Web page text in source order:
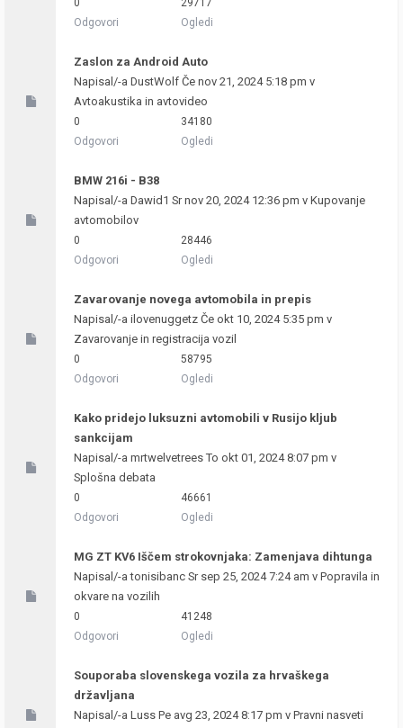
0
Odgovori
29717
Ogledi
Zaslon za Android Auto
Napisal/-a DustWolf Če nov 21, 2024 5:18 pm v
Avtoakustika in avtovideo
0
Odgovori
34180
Ogledi
BMW 216i - B38
Napisal/-a Dawid1 Sr nov 20, 2024 12:36 pm v Kupovanje
avtomobilov
0
Odgovori
28446
Ogledi
Zavarovanje novega avtomobila in prepis
Napisal/-a ilovenuggetz Če okt 10, 2024 5:35 pm v
Zavarovanje in registracija vozil
0
Odgovori
58795
Ogledi
Kako pridejo luksuzni avtomobili v Rusijo kljub
sankcijam
Napisal/-a mrtwelvetreesTo okt 01, 2024 8:07 pm v
Splošna debata
0
Odgovori
46661
Ogledi
MG ZT KV6 Iščem strokovnjaka: Zamenjava dihtunga
Napisal/-atonisibanc Sr sep 25, 2024 7:24 am v Popravila in
okvare na vozilih
0
Odgovori
41248
Ogledi
Souporaba slovenskega vozila za hrvaškega
državljana
Napisal/-a Luss Pe avg 23, 2024 8:17 pm v Pravni nasveti